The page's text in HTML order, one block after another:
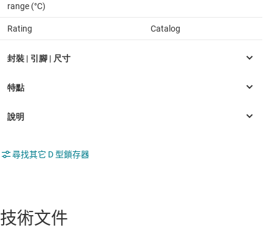
range (°C)
Rating Catalog
尋找其它 D 型鎖存器
技術文件